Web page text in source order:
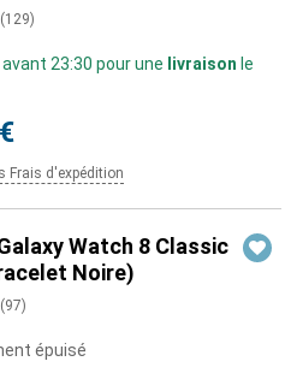
(129)
23:30 pour une livraison le
Frais d'expédition
Watch 8 Classic
Noire)
(97)
épuisé